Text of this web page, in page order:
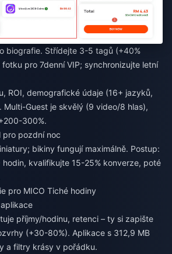
biografie. Střídejte 3-5 tagů (+40%
pro 7denní VIP; synchronizujte letní
ROI, demografické údaje (16+ jazyků,
Multi-Guest je skvělý (9 video/8 hlas),
300%.
pro pozdní noc
bikiny fungují maximálně. Postup:
kvalifikujte 15-25% konverze, poté
pro MICO Tiché hodiny
příjmy/hodinu, retenci – ty si zapište
(+30-80%). Aplikace s 312,9 MB
a filtry krásy v pořádku.